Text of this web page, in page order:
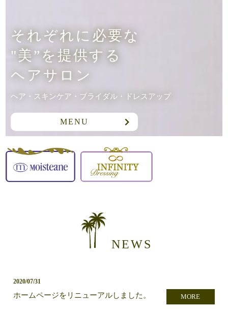
それぞれに必要な
"美”を提供する
ヘアサロン
ヘア・スキンケア・ブライダル・ドレスアップ
MENU
NEWS
2020/07/31
ホームページをリニューアルしました。 MORE